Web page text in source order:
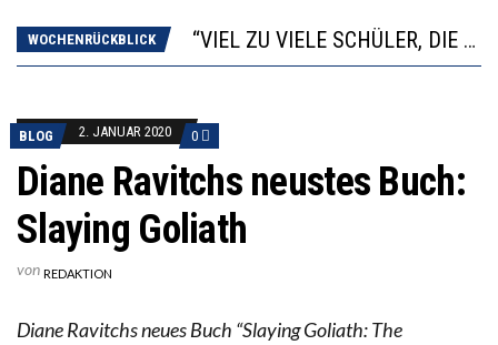
WOCHENRÜCKBLICK
“VIEL ZU VIELE SCHÜLER, DIE GEMESSEN AN IHREN FÄHIGKEITEN GAR NICHT ANS GYMNASIUM GEHÖREN”
DIE GANZE HILFLOSIGKEIT DES BILDUNGSBÜRGERTUMS
BLOG 2. JANUAR 2020 0
Diane Ravitchs neustes Buch:
Slaying Goliath
von REDAKTION
Diane Ravitchs neues Buch “Slaying Goliath: The